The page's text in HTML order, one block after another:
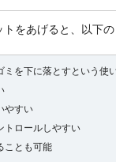
をあげると、以下の
ミを下に落とすという使
やすい
トロールしやすい
ことも可能